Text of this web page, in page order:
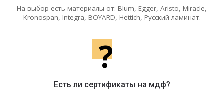
На выбор есть материалы от: Blum, Egger, Aristo, Miracle,
Kronospan, Integra, BOYARD, Hettich, Русский ламинат.
?
Есть ли сертификаты на мдф?